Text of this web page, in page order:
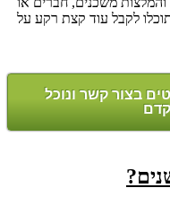
לקבל עוד קצת רקע על
בצור קשר ונוכל